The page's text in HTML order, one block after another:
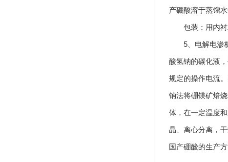
产硼酸溶于蒸馏
包装：用内衬二
5、电解电渗析
酸氢钠的碳化液
规定的操作电流
钠法将硼镁矿焙
体，在一定温度
晶、离心分离，
国产硼酸的生产